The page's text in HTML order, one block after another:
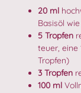
20 ml
Basisöl
5 Tropfen
teuer, eine
Tropfen)
3 Tropfen
100 ml